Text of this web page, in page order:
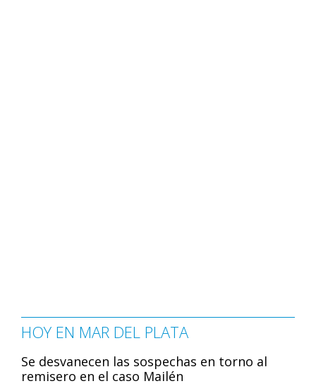
HOY EN MAR DEL PLATA
Se desvanecen las sospechas en torno al
remisero en el caso Mailén